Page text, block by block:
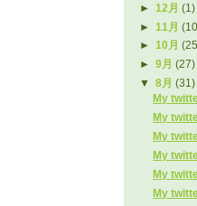
►12月(1)
►11月
►10月
►9月(27)
▼8月(31)
My
My
My
My
My
My